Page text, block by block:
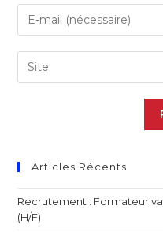
Articles Récents
Recrutement : Formateur
(H/F)